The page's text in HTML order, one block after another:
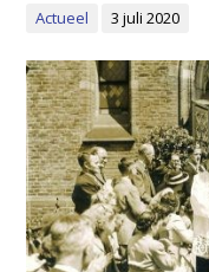
Actueel 3 juli 2020